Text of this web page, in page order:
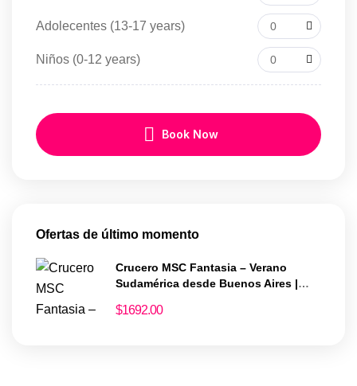
Adolecentes (13-17 years) 0
Niños (0-12 years) 0
Book Now
Ofertas de último momento
Crucero MSC Fantasia – Verano
Sudamérica desde Buenos Aires |
$1692.00